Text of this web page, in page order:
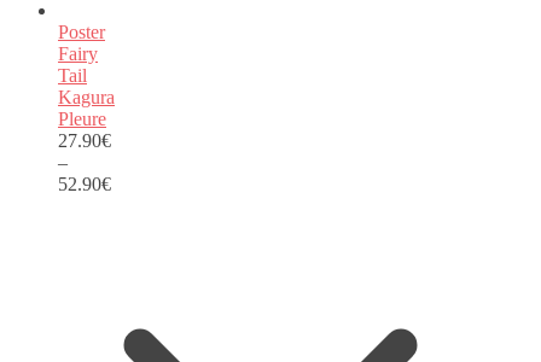
Poster
Fairy
Tail
Kagura
Pleure
27.90€
–
52.90€